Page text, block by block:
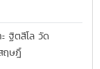
ะ ฐิตสีโล วัด
ฤษฎิ์